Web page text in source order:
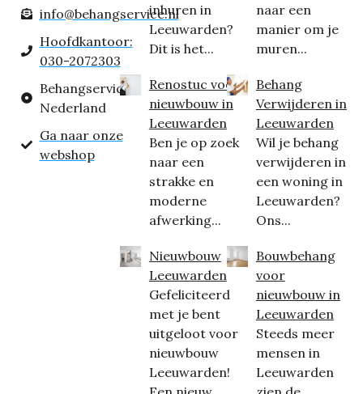
info@behangservice.nl
Hoofdkantoor:
030-2072303
Behangservice
Nederland
Ga naar onze
webshop
inhuren in
Leeuwarden?
Dit is het...
Renostuc voor
nieuwbouw in
Leeuwarden
Ben je op zoek
naar een
strakke en
moderne
afwerking...
Nieuwbouw
Leeuwarden
Gefeliciteerd
met je bent
uitgeloot voor
nieuwbouw
Leeuwarden!
naar een
manier om je
muren...
Behang
Verwijderen in
Leeuwarden
Wil je behang
verwijderen in
een woning in
Leeuwarden?
Ons...
Bouwbehang
voor
nieuwbouw in
Leeuwarden
Steeds meer
mensen in
Leeuwarden